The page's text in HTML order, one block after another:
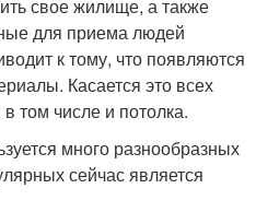
свое жилище, а также
для приема людей
к тому, что появляются
Касается это всех
том числе и потолка.
много разнообразных
сейчас является